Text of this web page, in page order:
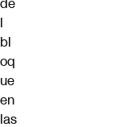
l
bl
oq
ue
en
las